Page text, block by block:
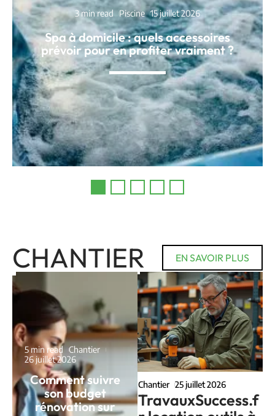
3 min read Piscine 15 juillet 2026
Spa à domicile : quels accessoires
prévoir pour en profiter vraiment ?
CHANTIER EN SAVOIR PLUS
5 min read Chantier
26 juillet 2026
Comment suivre
son budget
rénovation sur
Chantier 25 juillet 2026
TravauxSuccess.f